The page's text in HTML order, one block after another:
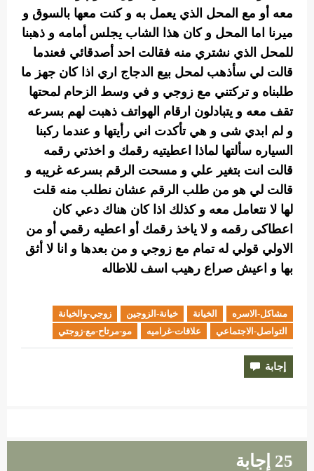
معه أو مع المحل الذي يعمل به و كنت معها بالسوق و
ميرنا اما المحل و كان هذا الشاب يجلس أمامه و ذهبنا
للمحل الذي نشتري منه فقالت احد أصدقائي فعندما
قالت لي سأذهب لمحل بيع الدجاج اري اذا كان جهز ما
طلبناه و تركتني مع زوجي و في وسط الزحام لمحتها
تقف معه و يتبادلون ارقام الهواتف ذهبت لهم بسرعه
و لم ابدي شى و هي تأكدت اني رأيتها و عندما ركبنا
السياره سألتها لماذا اعطيتيه رقمك و اخذتي رقمه
قالت انت بتغير علي و مسحت الرقم بسرعه غريبه و
قالت لي هو من طلب الرقم عشان نطلب منه قلت
لها لا نتعامل معه و كذلك اذا كان هناك دعي كان
اعطاكى رقمه و لا ياخذ رقمك أو اعطيه رقمي أو من
الاولي قولي له تمام مع زوجي و من بعدها و انا لا أثق
بها و اعيش صراع رهيب اسف للاطاله
مشاكل-الاسره الخيانة خيانة-الزوجين
زوجي-والخيانة
التواصل-الاجتماعي
علاقات-غراميه مو-مرتاح-مع-زوجتي
25 إجابة